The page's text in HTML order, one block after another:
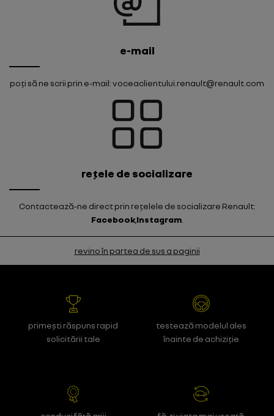
e-mail
poți să ne scrii prin e-mail: voceaclientului.renault@renault.com
rețele de socializare
Contactează-ne direct prin rețelele de socializare Renault:
Facebook,Instagram.
revino în partea de sus a paginii
primești răspuns rapid
solicitării tale
testează modelul ales
înainte de achiziție